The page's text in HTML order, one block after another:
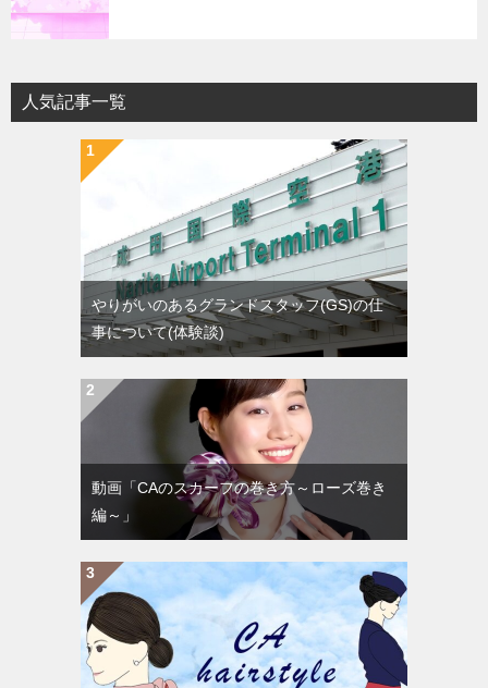
人気記事一覧
やりがいのあるグランドスタッフ(GS)の仕
事について(体験談)
動画「CAのスカーフの巻き方～ローズ巻き
編～」